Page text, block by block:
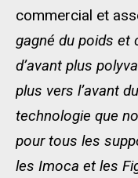
commercial et
gagné du poids et
d’avant plus
plus vers l’avant
technologie que
pour tous les
les Imoca et les